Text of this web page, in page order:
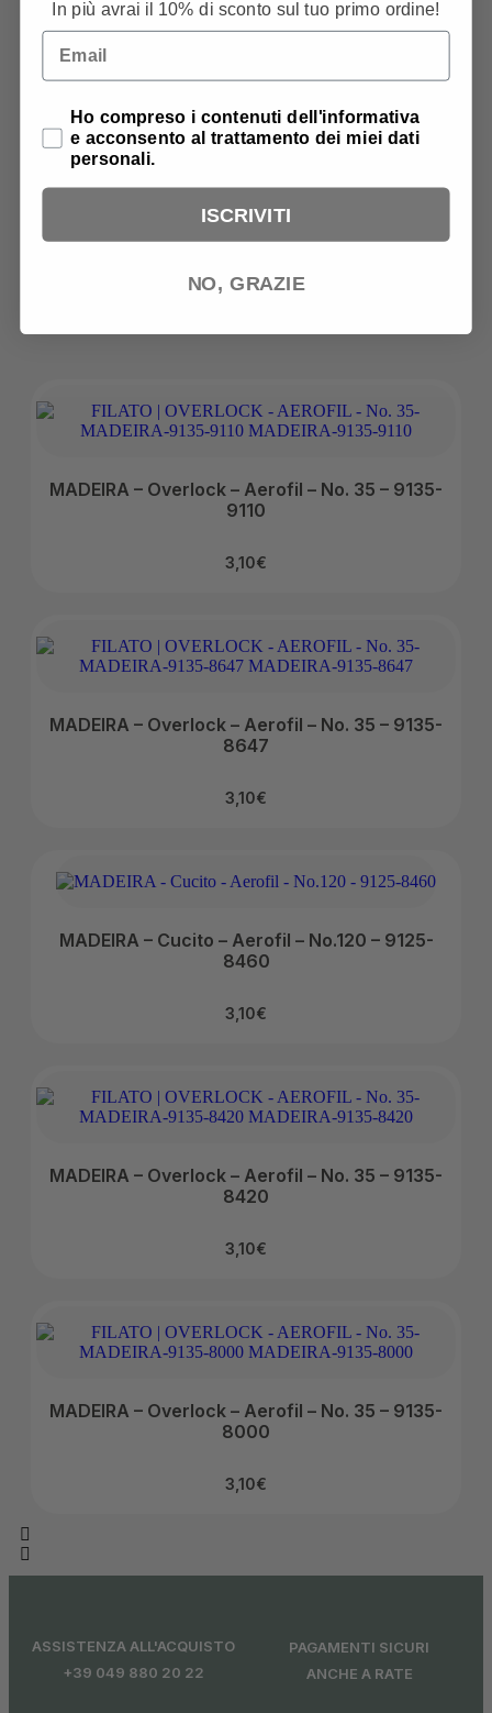
Ancora nessuna recensione
PRODOTTI CORRELATI
MADEIRA – Overlock – Aerofil – No. 35 – 9135-
9110
3,10€
MADEIRA – Overlock – Aerofil – No. 35 – 9135-
8647
3,10€
MADEIRA – Cucito – Aerofil – No.120 – 9125-
8460
3,10€
MADEIRA – Overlock – Aerofil – No. 35 – 9135-
8420
3,10€
MADEIRA – Overlock – Aerofil – No. 35 – 9135-
8000
3,10€
ASSISTENZA ALL'ACQUISTO
+39 049 880 20 22
PAGAMENTI SICURI
ANCHE A RATE
In più avrai il 10% di sconto sul tuo primo ordine!
Email
Privacy Policy
Ho compreso i contenuti dell'informativa
e acconsento al trattamento dei miei dati
personali.
ISCRIVITI
NO, GRAZIE